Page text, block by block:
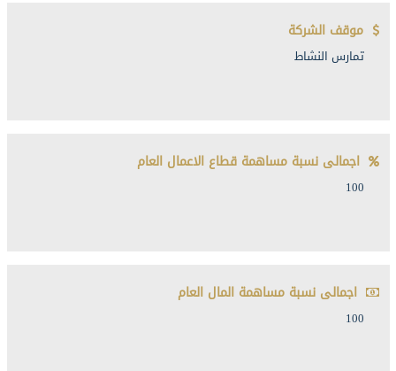
موقف الشركة
تمارس النشاط
اجمالى نسبة مساهمة قطاع الاعمال العام
100
اجمالى نسبة مساهمة المال العام
100